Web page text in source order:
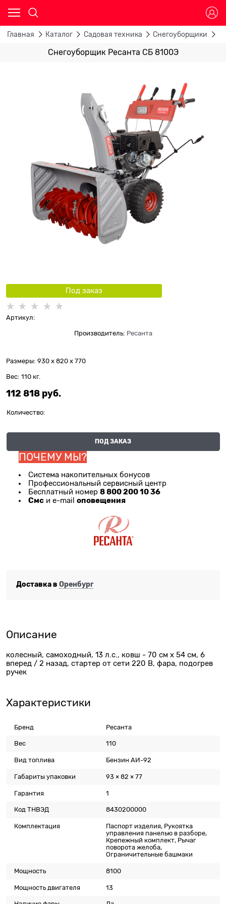
Главная Каталог Садовая техника Снегоуборщики
Снегоуборщик Ресанта СБ 8100Э
Под заказ
Артикул:
Производитель: Ресанта
Размеры: 930 x 820 x 770
Вес: 110 кг.
112 818 руб.
Количество:
ПОД ЗАКАЗ
ПОЧЕМУ МЫ?
Система накопительных бонусов
Профессиональный сервисный центр
Бесплатный номер 8 800 200 10 36
Смс и e-mail оповещения
Доставка в Оренбург
Описание
колесный, самоходный, 13 л.с., ковш - 70 см x 54 см, 6
вперед / 2 назад, стартер от сети 220 В, фара, подогрев
ручек
Характеристики
Бренд Ресанта
Вес 110
Вид топлива Бензин АИ-92
Габариты упаковки 93 × 82 × 77
Гарантия 1
Код ТНВЭД 8430200000
Комплектация
Паспорт изделия, Рукоятка
управления панелью в разборе,
Крепежный комплект, Рычаг
поворота желоба,
Ограничительные башмаки
Мощность 8100
Мощность двигателя 13